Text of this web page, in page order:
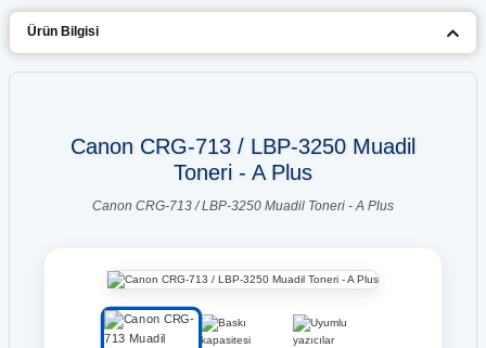
Ürün Bilgisi
Canon CRG-713 / LBP-3250 Muadil
Toneri - A Plus
Canon CRG-713 / LBP-3250 Muadil Toneri - A Plus